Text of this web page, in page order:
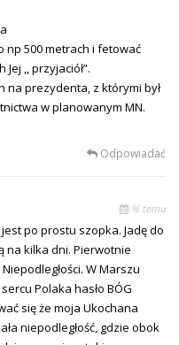
np 500 metrach i fetować
,, przyjaciół”.
na prezydenta, z którymi był
w planowanym MN.
Odpowiadać
% temu
po prostu szopka. Jadę do
na kilka dni. Pierwotnie
W Marszu
Polaka hasło BÓG
się że moja Ukochana
niepodległość, gdzie obok